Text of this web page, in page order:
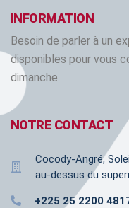
INFORMATION
Besoin de parler à un
disponibles pour vous
dimanche.
NOTRE CONTACT
Cocody-Angré,
au-dessus du
+225 25 2200